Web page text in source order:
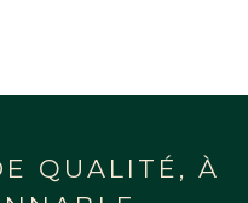
QUALITÉ, À